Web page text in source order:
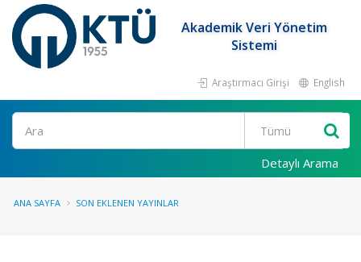
Akademik Veri Yönetim
Sistemi
Araştırmacı Girişi English
Ara
Detaylı Arama
ANA SAYFA SON EKLENEN YAYINLAR